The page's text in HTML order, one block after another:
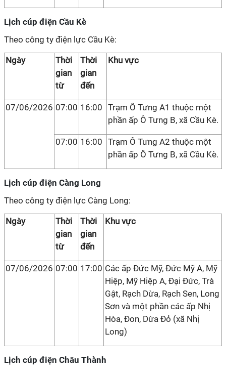
Lịch cúp điện Cầu Kè
Theo công ty điện lực Cầu Kè:
Ngày
Thời
gian
từ
Thời
gian
đến
Khu vực
07/06/2026 07:00 16:00 Trạm Ô Tưng A1 thuộc một
phần ấp Ô Tưng B, xã Cầu Kè.
07:00 16:00 Trạm Ô Tưng A2 thuộc một
phần ấp Ô Tưng B, xã Cầu Kè.
Lịch cúp điện Càng Long
Theo công ty điện lực Càng Long:
Ngày
Thời
gian
từ
Thời
gian
đến
Khu vực
07/06/2026 07:00 17:00 Các ấp Đức Mỹ, Đức Mỹ A, Mỹ
Hiệp, Mỹ Hiệp A, Đại Đức, Trà
Gật, Rạch Dừa, Rạch Sen, Long
Sơn và một phần các ấp Nhị
Hòa, Đon, Dừa Đỏ (xã Nhị
Long)
Lịch cúp điện Châu Thành